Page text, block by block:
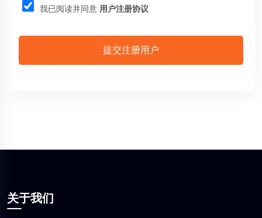
我已阅读并同意 用户注册协议
提交注册用户
关于我们